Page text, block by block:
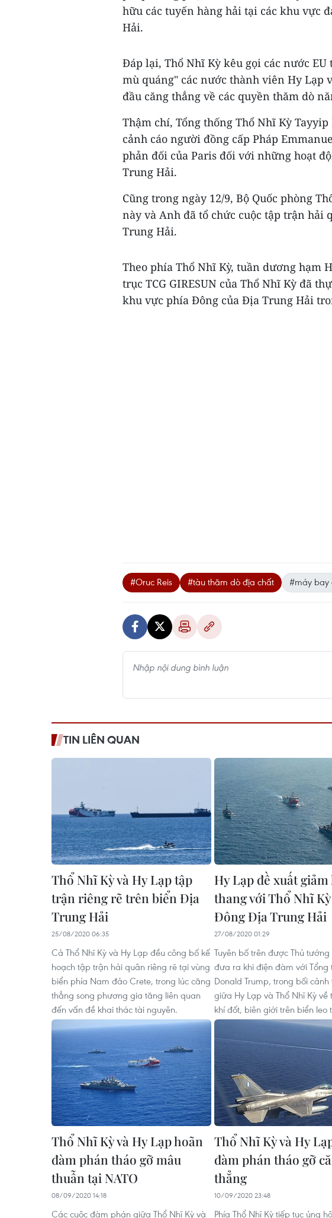
hữu các tuyến hàng hải tại các khu vực
Hải.
Đáp lại, Thổ Nhĩ Kỳ kêu gọi các nước
mù quáng" các nước thành viên Hy Lạp
đầu căng thẳng về các quyền thăm dò
Thậm chí, Tổng thống Thổ Nhĩ Kỳ
cảnh cáo người đồng cấp Pháp
phản đối của Paris đối với những hoạt
Trung Hải.
Cũng trong ngày 12/9, Bộ Quốc phòng
này và Anh đã tổ chức cuộc tập trận
Trung Hải.
Theo phía Thổ Nhĩ Kỳ, tuần dương hạm
trục TCG GIRESUN của Thổ Nhĩ Kỳ đã
khu vực phía Đông của Địa Trung Hải
#Oruc Reis #tàu thăm dò địa chất #máy bay
TIN LIÊN QUAN
Thổ Nhĩ Kỳ và Hy Lạp tập
trận riêng rẽ trên biển Địa
Trung Hải
25/08/2020 06:35
Cả Thổ Nhĩ Kỳ và Hy Lạp đều công bố kế
hoạch tập trận hải quân riêng rẽ tại vùng
biển phía Nam đảo Crete, trong lúc căng
thẳng song phương gia tăng liên quan
đến vấn đề khai thác tài nguyên.
Hy Lạp đề xuất giảm
thang với Thổ Nhĩ
Đông Địa Trung Hải
27/08/2020 01:29
Tuyên bố trên được Thủ tướng
đưa ra khi điện đàm với Tổng
Donald Trump, trong bối
giữa Hy Lạp và Thổ Nhĩ Kỳ về
khí đốt, biên giới trên biển leo
Thổ Nhĩ Kỳ và Hy Lạp hoãn
đàm phán tháo gỡ mâu
thuẫn tại NATO
08/09/2020 14:18
Các cuộc đàm phán giữa Thổ Nhĩ Kỳ và
Thổ Nhĩ Kỳ và Hy
đàm phán tháo gỡ
thẳng
10/09/2020 23:48
Phía Thổ Nhĩ Kỳ tiếp tục ủng